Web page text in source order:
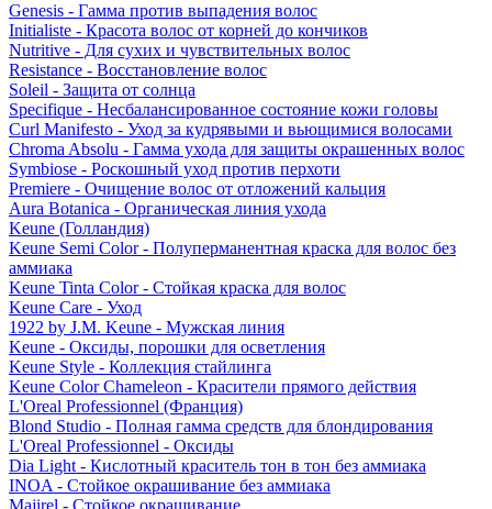
Genesis - Гамма против выпадения волос
Initialiste - Красота волос от корней до кончиков
Nutritive - Для сухих и чувствительных волос
Resistance - Восстановление волос
Soleil - Защита от солнца
Specifique - Несбалансированное состояние кожи головы
Curl Manifesto - Уход за кудрявыми и вьющимися волосами
Chroma Absolu - Гамма ухода для защиты окрашенных волос
Symbiose - Роскошный уход против перхоти
Premiere - Очищение волос от отложений кальция
Aura Botanica - Органическая линия ухода
Keune (Голландия)
Keune Semi Color - Полуперманентная краска для волос без
аммиака
Keune Tinta Color - Стойкая краска для волос
Keune Care - Уход
1922 by J.M. Keune - Мужская линия
Keune - Оксиды, порошки для осветления
Keune Style - Коллекция стайлинга
Keune Color Chameleon - Красители прямого действия
L'Oreal Professionnel (Франция)
Blond Studio - Полная гамма средств для блондирования
L'Oreal Professionnel - Оксиды
Dia Light - Кислотный краситель тон в тон без аммиака
INOA - Стойкое окрашивание без аммиака
Majirel - Стойкое окрашивание